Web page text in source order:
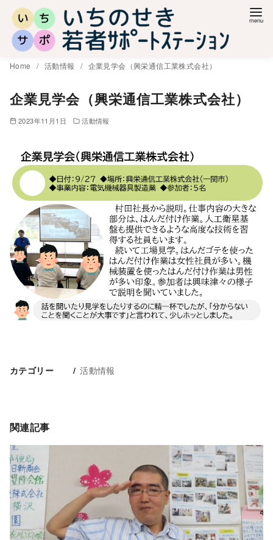
Home 活動情報 企業見学会（興栄通信工業株式会社）
企業見学会（興栄通信工業株式会社）
2023年11月1日 活動情報
カテゴリー 活動情報
関連記事